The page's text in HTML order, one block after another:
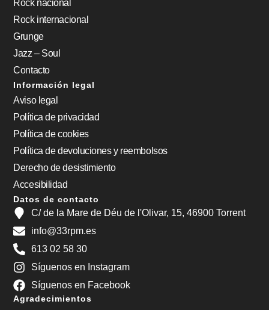
Rock nacional
Rock internacional
Grunge
Jazz – Soul
Contacto
Información legal
Aviso legal
Política de privacidad
Política de cookies
Política de devoluciones y reembolsos
Derecho de desistimiento
Accesibilidad
Datos de contacto
C/ de la Mare de Déu de l'Olivar, 15, 46900 Torrent
info@33rpm.es
613 02 58 30
Síguenos en Instagram
Síguenos en Facebook
Agradecimientos